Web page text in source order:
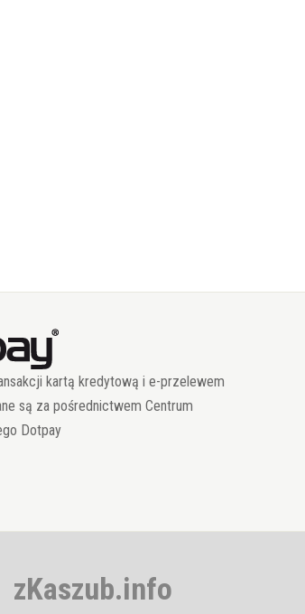
kartą kredytową i e-przelewem
są za pośrednictwem Centrum
Dotpay
zKaszub.info